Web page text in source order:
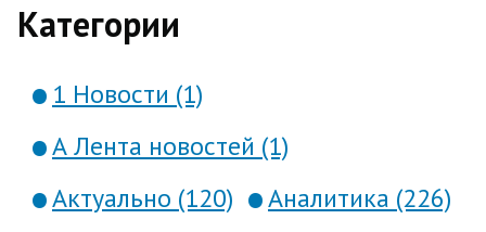
Категории
1 Новости (1)
А Лента новостей (1)
Актуально (120)
Аналитика (226)